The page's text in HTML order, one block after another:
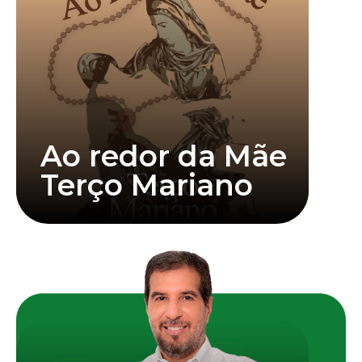
Ao redor da Mãe
Terço Mariano
conteúdo esportivo com profundidade, clareza
Saiba mais